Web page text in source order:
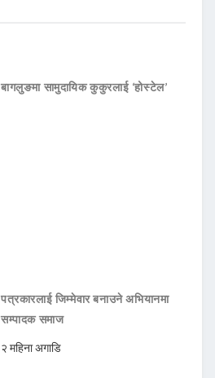
बागलुङमा सामुदायिक कुकुरलाई ‘होस्टेल’
पत्रकारलाई जिम्मेवार बनाउने अभियानमा
सम्पादक समाज
२ महिना अगाडि